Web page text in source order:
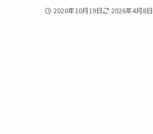
2020年10月19日 2026年4月8日